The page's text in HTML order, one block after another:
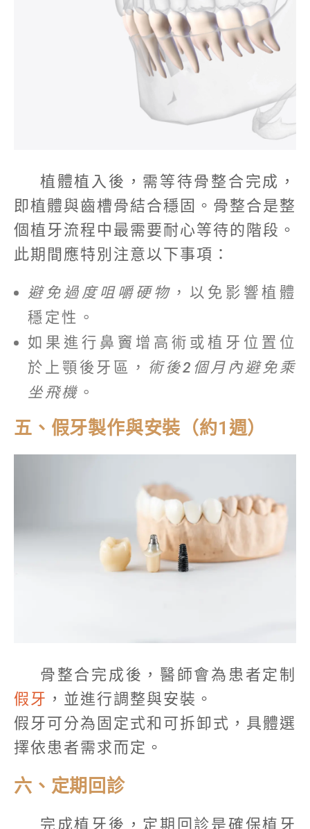
植體植入後，需等待骨整合完成，
即植體與齒槽骨結合穩固。骨整合是整
個植牙流程中最需要耐心等待的階段。
此期間應特別注意以下事項：
避免過度咀嚼硬物 ，以免影響植體
穩定性。
如果進行鼻竇增高術或植牙位置位
於上顎後牙區， 術後2個月內避免乘
坐飛機 。
五、假牙製作與安裝（約1週）
骨整合完成後，醫師會為患者定制
假牙 ，並進行調整與安裝。
假牙可分為固定式和可拆卸式，具體選
擇依患者需求而定。
六、定期回診
完成植牙後，定期回診是確保植牙